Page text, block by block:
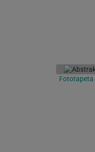
Fototapeta